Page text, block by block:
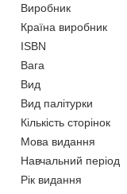
Виробник
Країна виробник
ISBN
Вага
Вид
Вид палітурки
Кількість сторінок
Мова видання
Навчальний період
Рік видання